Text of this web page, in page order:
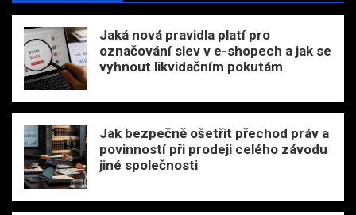
Jaká nová pravidla platí pro
označování slev v e-shopech a jak se
vyhnout likvidačním pokutám
Jak bezpečně ošetřit přechod práv a
povinností při prodeji celého závodu
jiné společnosti